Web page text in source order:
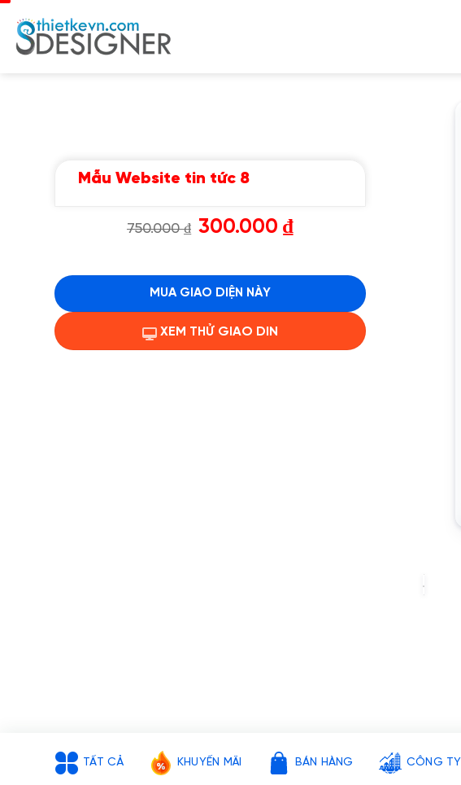
đến
nội
Mẫu Website tin tức 8
750.000₫
Giá
gốc
300.000₫Giá
hiện
300.000 ₫.
MUA GIAO DIỆN NÀY
XEM THỬ GIAO DIN
TẤT CẢ KHUYẾN MÃI BÁN HÀNG CÔNG TY